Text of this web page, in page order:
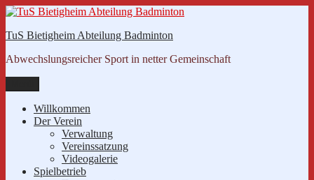
Zum
springen
TuS Bietigheim Abteilung Badminton
Abwechslungsreicher Sport in netter Gemeinschaft
Willkommen
Der Verein
Verwaltung
Vereinssatzung
Videogalerie
Spielbetrieb